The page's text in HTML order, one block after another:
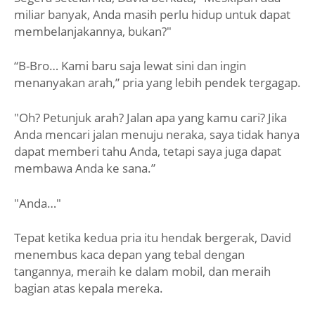
miliar banyak, Anda masih perlu hidup untuk dapat
membelanjakannya, bukan?"
“B-Bro… Kami baru saja lewat sini dan ingin
menanyakan arah,” pria yang lebih pendek tergagap.
"Oh? Petunjuk arah? Jalan apa yang kamu cari? Jika
Anda mencari jalan menuju neraka, saya tidak hanya
dapat memberi tahu Anda, tetapi saya juga dapat
membawa Anda ke sana.”
"Anda…"
Tepat ketika kedua pria itu hendak bergerak, David
menembus kaca depan yang tebal dengan
tangannya, meraih ke dalam mobil, dan meraih
bagian atas kepala mereka.